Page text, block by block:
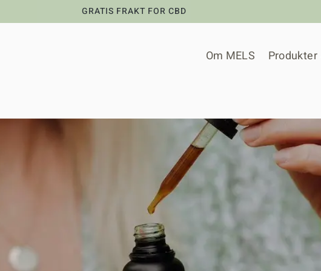
GRATIS FRAKT FOR CBD
Om MELS Produkter